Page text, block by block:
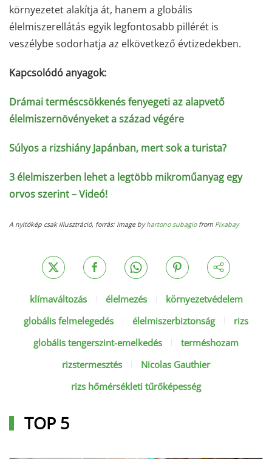
környezetet alakítja át, hanem a globális
élelmiszerellátás egyik legfontosabb pillérét is
veszélybe sodorhatja az elkövetkező évtizedekben.
Kapcsolódó anyagok:
Drámai terméscsökkenés fenyegeti az alapvető
élelmiszernövényeket a század végére
Súlyos a rizshiány Japánban, mert sok a turista?
3 élelmiszerben lehet a legtöbb mikroműanyag egy
orvos szerint – Videó!
A nyitókép csak illusztráció, forrás: Image byhartono subagiofrom Pixabay
klímaváltozás élelmezés
környezetvédelem
globális felmelegedés
élelmiszerbiztonság
rizs
globális tengerszint-emelkedés
terméshozam
rizstermesztés
Nicolas Gauthier
rizs hőmérsékleti tűrőképesség
TOP 5